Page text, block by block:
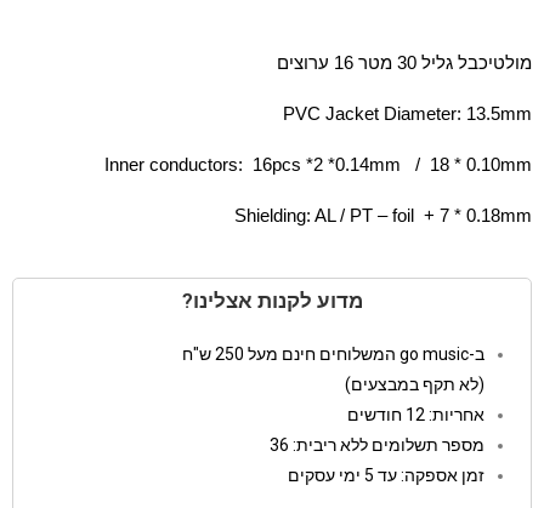
מולטיכבל גליל 30 מטר 16 ערוצים
PVC Jacket Diameter: 13.5mm
Inner conductors: 16pcs *2 *0.14mm / 18 * 0.10mm
Shielding: AL / PT – foil + 7 * 0.18mm
מדוע לקנות אצלינו?
ב-go music המשלוחים חינם מעל 250 ש"ח
(לא תקף במבצעים)
אחריות: 12 חודשים
מספר תשלומים ללא ריבית: 36
זמן אספקה: עד 5 ימי עסקים